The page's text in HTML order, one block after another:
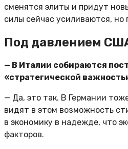
сменятся элиты и придут
силы сейчас усиливаются, но
Под давлением
— В Италии собираются
«стратегической
— Да, это так. В Германии
видят в этом возможность
в экономику в надежде, что
факторов.